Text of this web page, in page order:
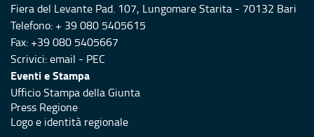
Fiera del Levante Pad. 107, Lungomare Starita - 70132 Bari
Telefono: + 39 080 5405615
Fax: +39 080 5405667
Scrivici:email - PEC
Eventi e Stampa
Ufficio Stampa della Giunta
Press Regione
Logo e identità regionale